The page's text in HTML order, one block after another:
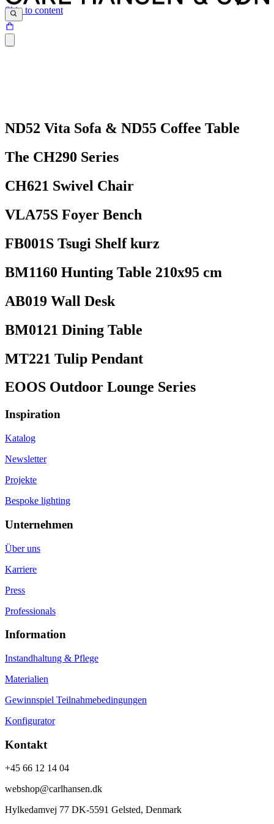
Skip to content
ND52 Vita Sofa & ND55 Coffee Table
The CH290 Series
CH621 Swivel Chair
VLA75S Foyer Bench
FB001S Tsugi Shelf kurz
BM1160 Hunting Table 210x95 cm
AB019 Wall Desk
BM0121 Dining Table
MT221 Tulip Pendant
EOOS Outdoor Lounge Series
Inspiration
Katalog
Newsletter
Projekte
Bespoke lighting
Unternehmen
Über uns
Karriere
Press
Professionals
Information
Instandhaltung & Pflege
Materialien
Gewinnspiel Teilnahmebedingungen
Konfigurator
Kontakt
+45 66 12 14 04
webshop@carlhansen.dk
Hylkedamvej 77 DK-5591 Gelsted, Denmark